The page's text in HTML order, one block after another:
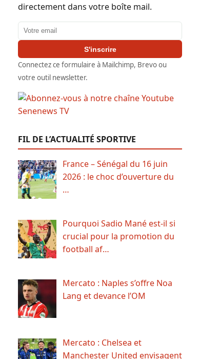
directement dans votre boîte mail.
Adresse email
S'inscrire
Connectez ce formulaire à Mailchimp, Brevo ou
votre outil newsletter.
FIL DE L’ACTUALITÉ SPORTIVE
France – Sénégal du 16 juin
2026 : le choc d’ouverture du
…
Pourquoi Sadio Mané est-il si
crucial pour la promotion du
football af…
Mercato : Naples s’offre Noa
Lang et devance l’OM
Mercato : Chelsea et
Manchester United envisagent